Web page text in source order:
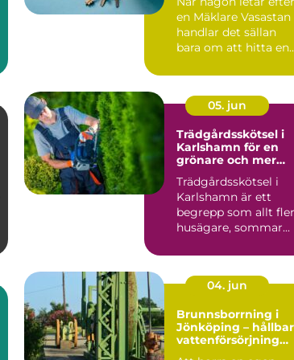
bostadsaffär
en Mäklare Vasastan
handlar det sällan
bara om att hitta en
05. jun
Trädgårdsskötsel i
Karlshamn för en
grönare och mer
Trädgårdsskötsel i
Karlshamn är ett
begrepp som allt fler
husägare, sommar...
04. jun
Brunnsborrning i
Jönköping – hållbar
vattenförsörjning